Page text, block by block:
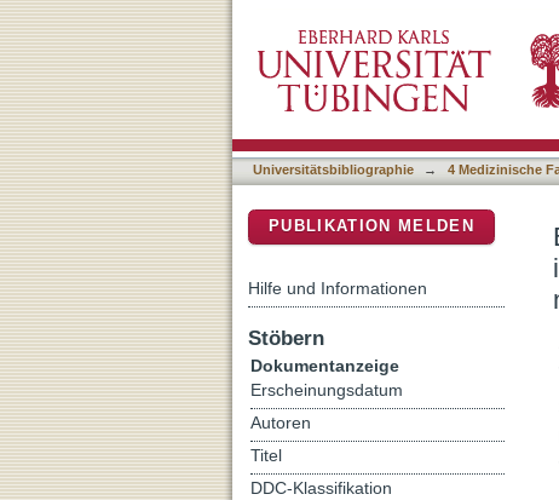
Einfluss von restriktiven
Frühgeborenen mit
Universitätsbibliographie → 4 Medizinische
PUBLIKATION MELDEN
Hilfe und Informationen
Stöbern
Dokumentanzeige
Erscheinungsdatum
Autoren
Titel
DDC-Klassifikation